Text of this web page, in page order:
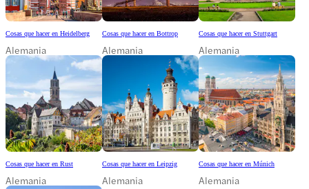
Cosas que hacer en Heidelberg
Alemania
Cosas que hacer en Bottrop
Alemania
Cosas que hacer en Stuttgart
Alemania
Cosas que hacer en Rust
Alemania
Cosas que hacer en Leipzig
Alemania
Cosas que hacer en Múnich
Alemania